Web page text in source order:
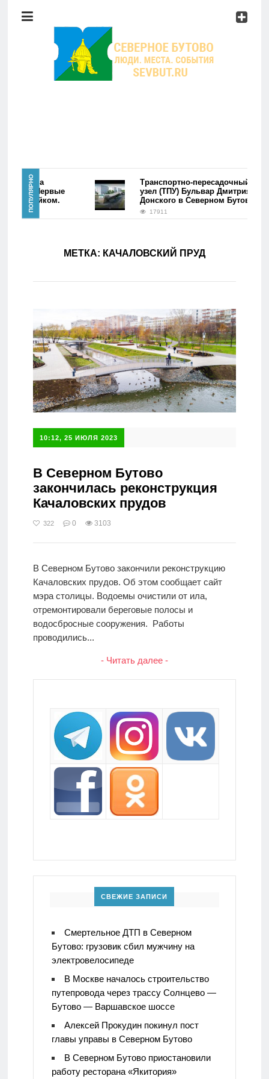
Район
Мероприятия
Главная
Новости
ПОПУЛЯРНО
района
Первые
фэйком.
Транспортно-пересадочный
узел (ТПУ) Бульвар Дмитрия
Донского в Северном Бутово
17911
МЕТКА: КАЧАЛОВСКИЙ ПРУД
10:12, 25 ИЮЛЯ 2023
В Северном Бутово
закончилась реконструкция
Качаловских прудов
322 0 3103
В Северном Бутово закончили реконструкцию
Качаловских прудов. Об этом сообщает сайт
мэра столицы. Водоемы очистили от ила,
отремонтировали береговые полосы и
водосбросные сооружения. Работы
проводились...
- Читать далее -
СВЕЖИЕ ЗАПИСИ
Смертельное ДТП в Северном
Бутово: грузовик сбил мужчину на
электровелосипеде
В Москве началось строительство
путепровода через трассу Солнцево —
Бутово — Варшавское шоссе
Алексей Прокудин покинул пост
главы управы в Северном Бутово
В Северном Бутово приостановили
работу ресторана «Якитория»